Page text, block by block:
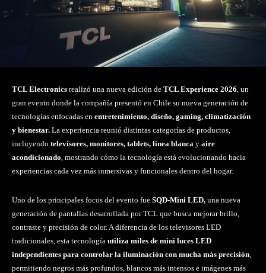
TCL Electronics realizó una nueva edición de TCL Experience 2026 , un
gran evento donde la compañía presentó en Chile su nueva generación de
tecnologías enfocadas en entretenimiento, diseño, gaming, climatización
y bienestar. La experiencia reunió distintas categorías de productos,
incluyendo televisores, monitores, tablets, línea blanca y aire
acondicionado , mostrando cómo la tecnología está evolucionando hacia
experiencias cada vez más inmersivas y funcionales dentro del hogar.
Uno de los principales focos del evento fue SQD-Mini LED, una nueva
generación de pantallas desarrollada por TCL que busca mejorar brillo,
contraste y precisión de color. A diferencia de los televisores LED
tradicionales, esta tecnología utiliza miles de mini luces LED
independientes para controlar la iluminación con mucha más precisión
permitiendo negros más profundos, blancos más intensos e imágenes más